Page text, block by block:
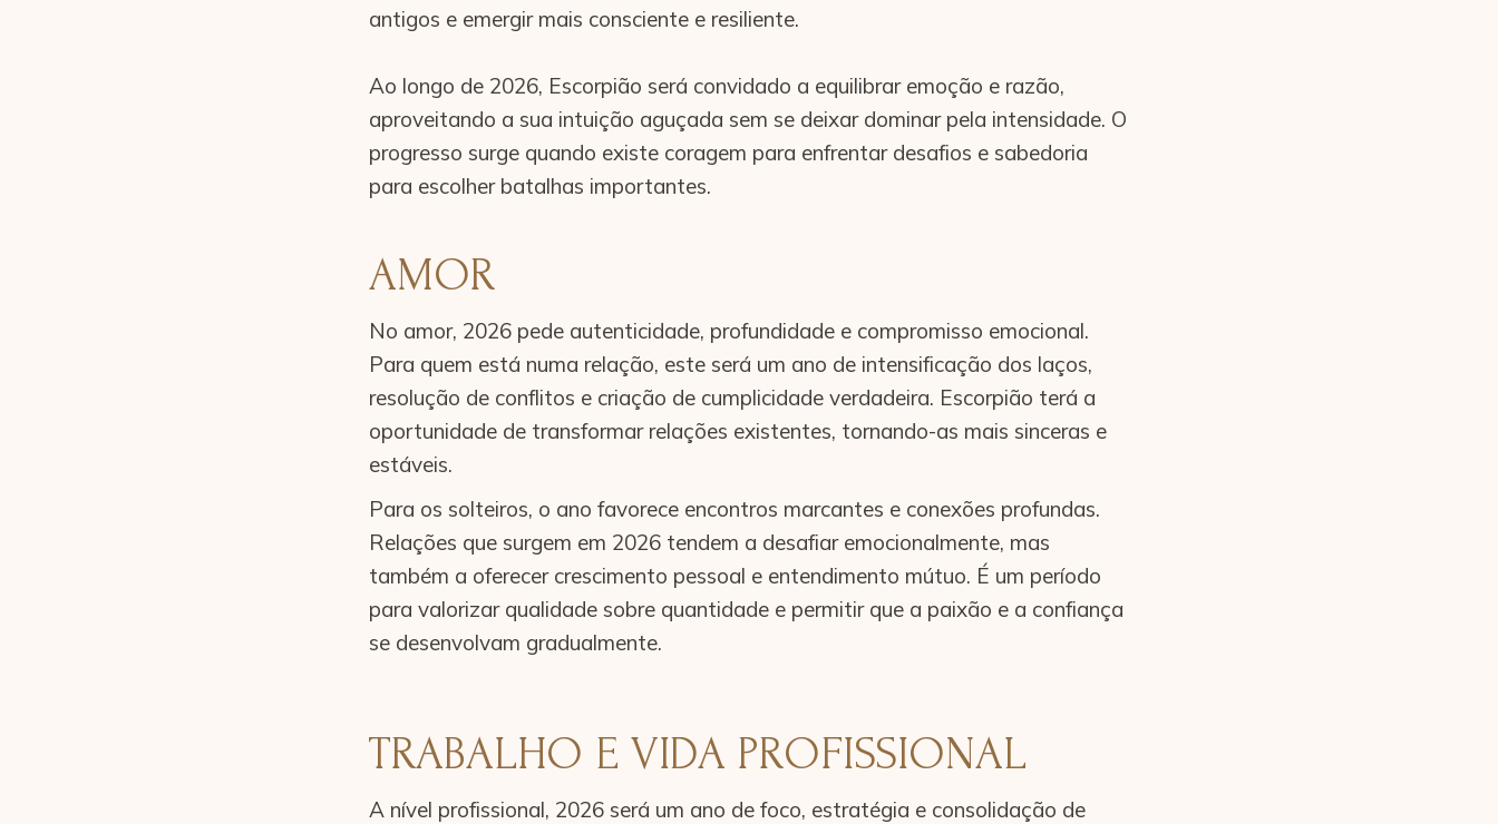
antigos e emergir mais consciente e resiliente.
Ao longo de 2026, Escorpião será convidado a equilibrar emoção e razão,
aproveitando a sua intuição aguçada sem se deixar dominar pela intensidade. O
progresso surge quando existe coragem para enfrentar desafios e sabedoria
para escolher batalhas importantes.
AMOR
No amor, 2026 pede autenticidade, profundidade e compromisso emocional.
Para quem está numa relação, este será um ano de intensificação dos laços,
resolução de conflitos e criação de cumplicidade verdadeira. Escorpião terá a
oportunidade de transformar relações existentes, tornando-as mais sinceras e
estáveis.
Para os solteiros, o ano favorece encontros marcantes e conexões profundas.
Relações que surgem em 2026 tendem a desafiar emocionalmente, mas
também a oferecer crescimento pessoal e entendimento mútuo. É um período
para valorizar qualidade sobre quantidade e permitir que a paixão e a confiança
se desenvolvam gradualmente.
TRABALHO E VIDA PROFISSIONAL
A nível profissional, 2026 será um ano de foco, estratégia e consolidação de